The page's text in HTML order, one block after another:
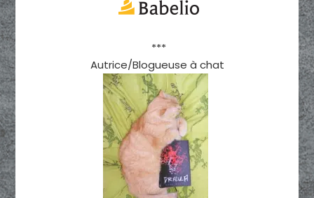
***
Autrice/Blogueuse à chat